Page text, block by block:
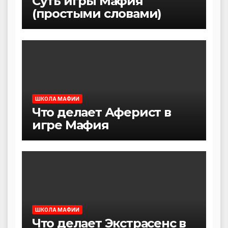
(простыми словами)
ШКОЛА МАФИИ
Что делает Аферист в
игре Мафия
ШКОЛА МАФИИ
Что делает Экстрасенс в